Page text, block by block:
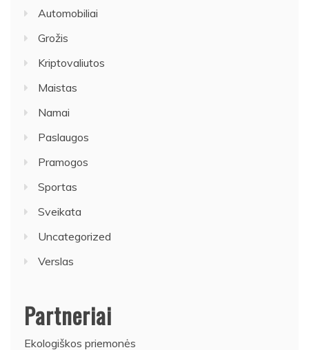
Automobiliai
Grožis
Kriptovaliutos
Maistas
Namai
Paslaugos
Pramogos
Sportas
Sveikata
Uncategorized
Verslas
Partneriai
Ekologiškos priemonės